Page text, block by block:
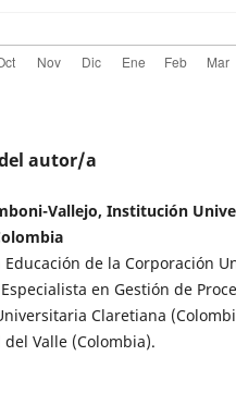
autor/a
Vallejo, Institución
de la Corporación
en Gestión de
Claretiana
Valle (Colombia).